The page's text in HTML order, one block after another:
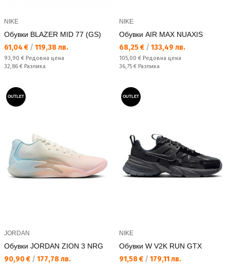
NIKE
Обувки BLAZER MID 77 (GS)
Текуща цена:
61,04 € / 119,38 лв.
Редовна цена:
93,90 € Редовна цена
Спестявате:
32,86 € Разлика
NIKE
Обувки AIR MAX NUAXIS
Текуща цена:
68,25 € / 133,49 лв.
Редовна цена:
105,00 € Редовна цена
Спестявате:
36,75 € Разлика
OUTLET
JORDAN
Обувки JORDAN ZION 3 NRG
Текуща цена:
90,90 € / 177,78 лв.
OUTLET
NIKE
Обувки W V2K RUN GTX
Текуща цена:
91,58 € / 179,11 лв.